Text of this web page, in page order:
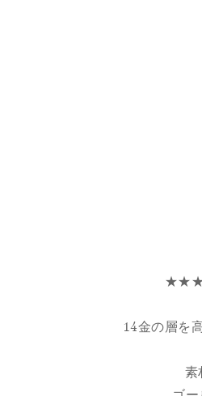
14金の層を
素